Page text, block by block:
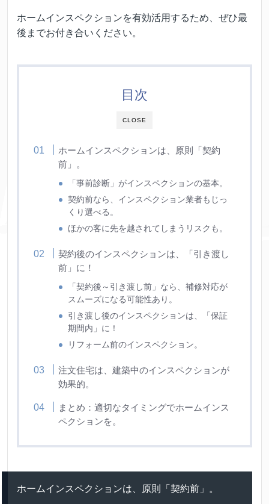
ホームインスペクションを有効活用するため、ぜひ最
後までお付き合いください。
CLOSE
目次
ホームインスペクションは、原則「契約
前」。
「事前診断」がインスペクションの基本。
契約前なら、インスペクション業者もじっ
くり選べる。
ほかの客に先を越されてしまうリスクも。
契約後のインスペクションは、「引き渡し
前」に！
「契約後～引き渡し前」なら、補修対応が
スムーズになる可能性あり。
引き渡し後のインスペクションは、「保証
期間内」に！
リフォーム前のインスペクション。
注文住宅は、建築中のインスペクションが
効果的。
まとめ：適切なタイミングでホームインス
ペクションを。
ホームインスペクションは、原則「契約前」。